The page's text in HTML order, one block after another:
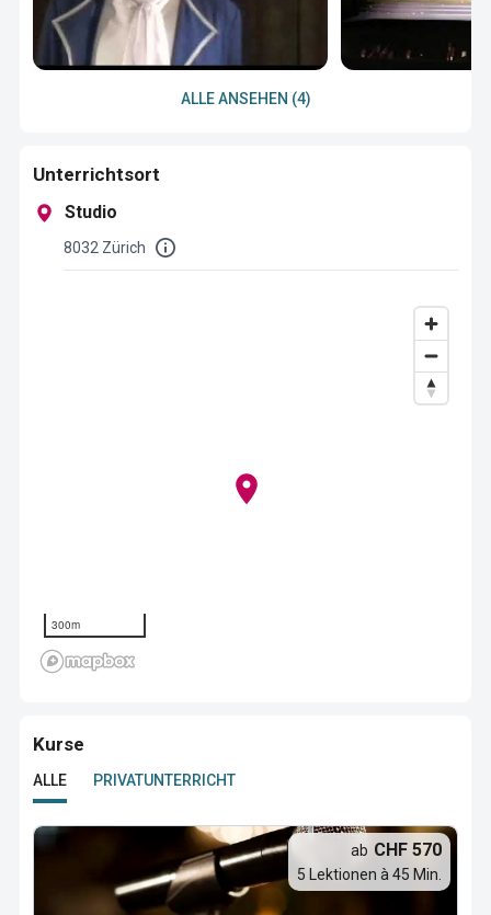
ALLE ANSEHEN (4)
Unterrichtsort
Studio
8032 Zürich
300m
Kurse
ALLE PRIVATUNTERRICHT
ab CHF 570
5 Lektionen à 45 Min.